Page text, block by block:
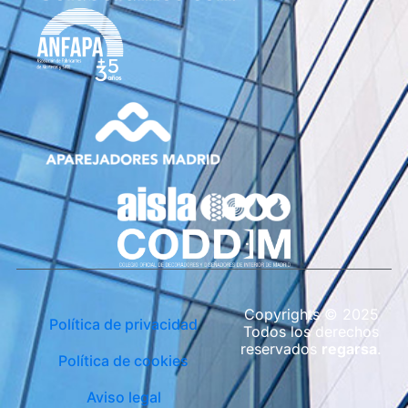
Política de privacidad
Política de cookies
Aviso legal
Copyrights © 2025
Todos los derechos
reservados regarsa .